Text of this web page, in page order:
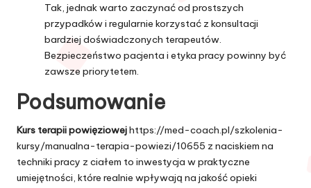
Tak, jednak warto zaczynać od prostszych
przypadków i regularnie korzystać z konsultacji
bardziej doświadczonych terapeutów.
Bezpieczeństwo pacjenta i etyka pracy powinny być
zawsze priorytetem.
Podsumowanie
Kurs terapii powięziowejhttps://med-coach.pl/szkolenia-
kursy/manualna-terapia-powiezi/10655 z naciskiem na
techniki pracy z ciałem to inwestycja w praktyczne
umiejętności, które realnie wpływają na jakość opieki